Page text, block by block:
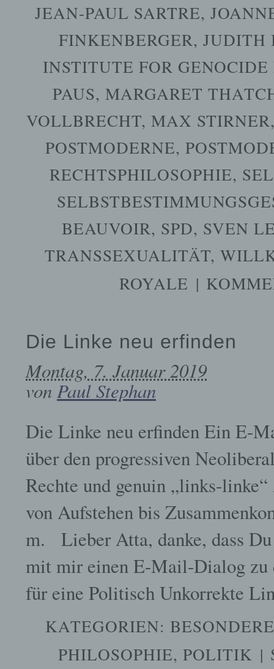
JEAN-PAUL SARTRE,
FINKENBERGER, JUDITH
INSTITUTE FOR
PAUS, MARGARET
VOLLBRECHT, MAX STIRNER
POSTMODERNE,
RECHTSPHILOSOPHIE,
BEAUVOIR, SPD, SVEN
TRANSSEXUALITÄT,
ROYALE |
Die Linke neu erfinden
Montag, 7. Januar 2019
von Paul Stephan
Die Linke neu erfinden Ein E-
über den progressiven
Rechte und genuin „links-
von Aufstehen bis
m. Lieber Atta, danke, dass
mit mir einen E-Mail-Dialog zu
für eine Politisch Unkorrekte
KATEGORIEN:
PHILOSOPHIE,POLITIK |